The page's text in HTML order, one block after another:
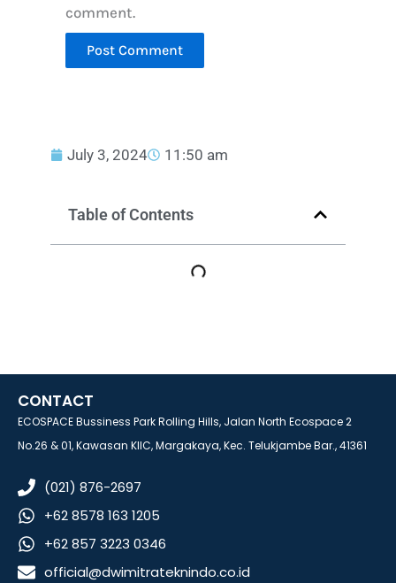
comment.
July 3, 2024 11:50 am
Table of Contents
CONTACT
ECOSPACE Bussiness Park Rolling Hills, Jalan North Ecospace 2
No.26 & 01, Kawasan KIIC, Margakaya, Kec. Telukjambe Bar., 41361
(021) 876-2697
+62 8578 163 1205
+62 857 3223 0346
official@dwimitrateknindo.co.id